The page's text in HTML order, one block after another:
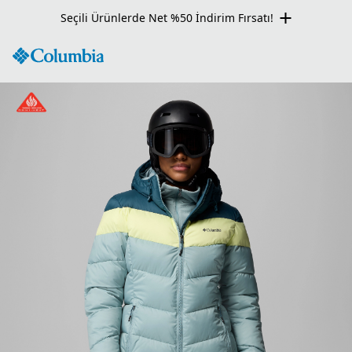
Seçili Ürünlerde Net %50 İndirim Fırsatı!